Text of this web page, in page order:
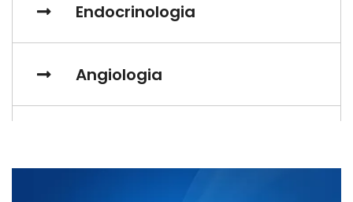
Endocrinologia
Angiologia